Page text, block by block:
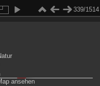
339/1514
ansehen